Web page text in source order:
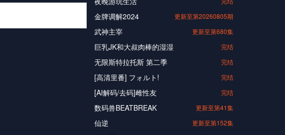
金牌调解2024 更新至第20260805期
武神主宰 更新至第680集
巨乳JK和大叔肉棒的湿湿 完结
无限斯特拉托斯 第二季 完结
[高清里番] フォルト! 完结
[AI解码/去码]雌性友 完结
数码兽BEATBREAK 更新至第41集
仙逆 更新至第152集